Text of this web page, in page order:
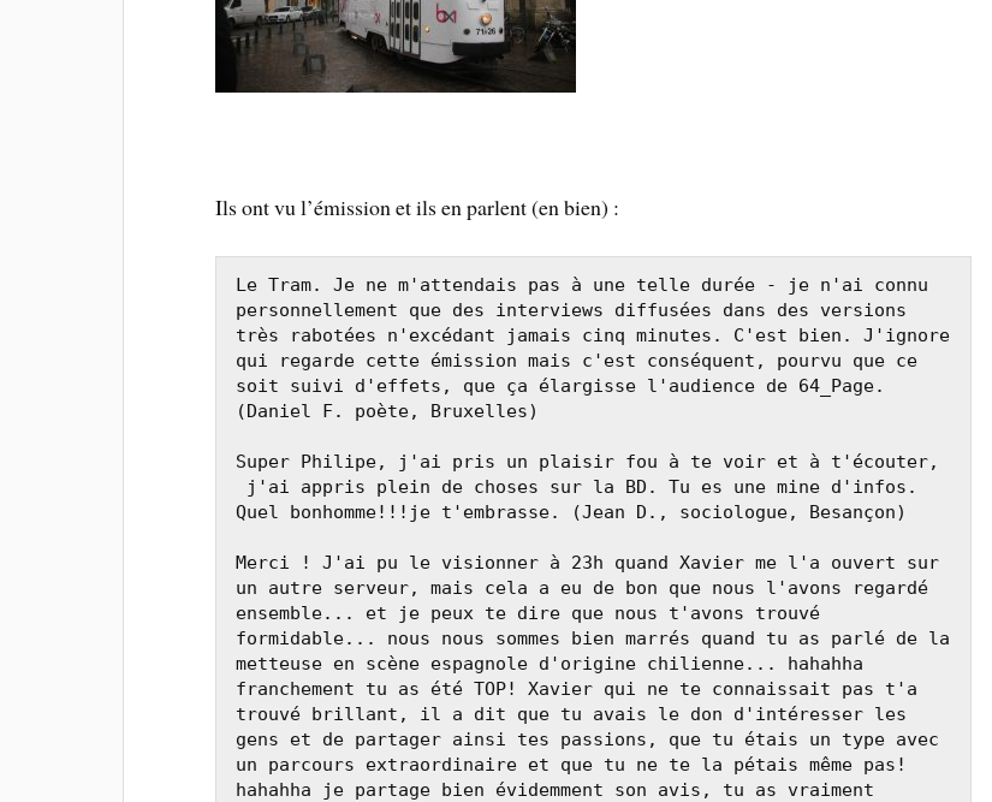
Ils ont vu l’émission et ils en parlent (en bien) :
Le Tram. Je ne m'attendais pas à une telle durée - je n'ai connu
personnellement que des interviews diffusées dans des versions
très rabotées n'excédant jamais cinq minutes. C'est bien. J'ignore
qui regarde cette émission mais c'est conséquent, pourvu que ce
soit suivi d'effets, que ça élargisse l'audience de 64_Page.
(Daniel F. poète, Bruxelles)
Super Philipe, j'ai pris un plaisir fou à te voir et à t'écouter,
j'ai appris plein de choses sur la BD. Tu es une mine d'infos.
Quel bonhomme!!!je t'embrasse. (Jean D., sociologue, Besançon)
Merci ! J'ai pu le visionner à 23h quand Xavier me l'a ouvert sur
un autre serveur, mais cela a eu de bon que nous l'avons regardé
ensemble... et je peux te dire que nous t'avons trouvé
formidable... nous nous sommes bien marrés quand tu as parlé de la
metteuse en scène espagnole d'origine chilienne... hahahha
franchement tu as été TOP! Xavier qui ne te connaissait pas t'a
trouvé brillant, il a dit que tu avais le don d'intéresser les
gens et de partager ainsi tes passions, que tu étais un type avec
un parcours extraordinaire et que tu ne te la pétais même pas!
hahahha je partage bien évidemment son avis, tu as vraiment